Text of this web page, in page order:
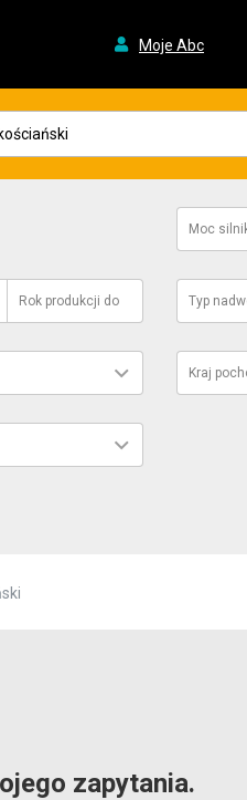
Moje Abc
Moc
Rok produkcji do Typ
Kraj
zapytania.